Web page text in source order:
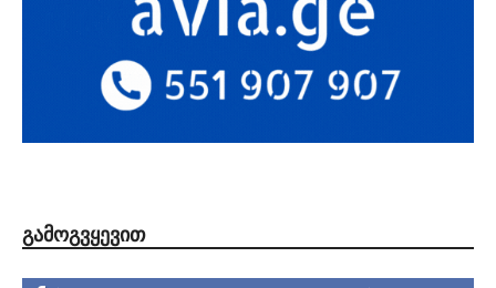
ᲒᲐᲛᲝᲒᲕᲧᲔᲕᲘᲗ